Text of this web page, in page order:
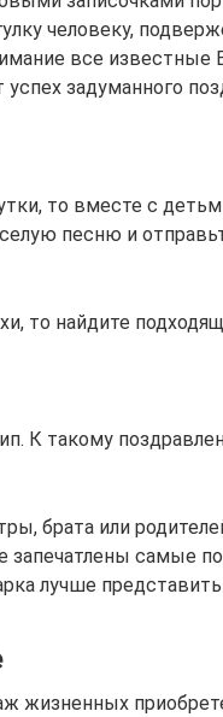
человеку,
все известные
задуманного
то вместе с
песню и
то найдите
К такому
брата или
запечатлены самые
лучше
жизненных